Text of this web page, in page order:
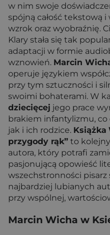
w nim swoje
spójną całość tekstową
wzrok oraz wyobraźnię.
Klary stała się tak
adaptacji w formie
wznowień. Marcin
operuje językiem
przy tym sztuczności i
swoimi bohaterami. W
dziecięcej jego prace
brakiem infantylizmu, co
jak i ich rodzice. Książka
przygody rąk” to
autora, który potrafi
pasjonującą opowieść
wszechstronności pisarz
najbardziej lubianych
przy wspólnej,
Marcin Wicha w